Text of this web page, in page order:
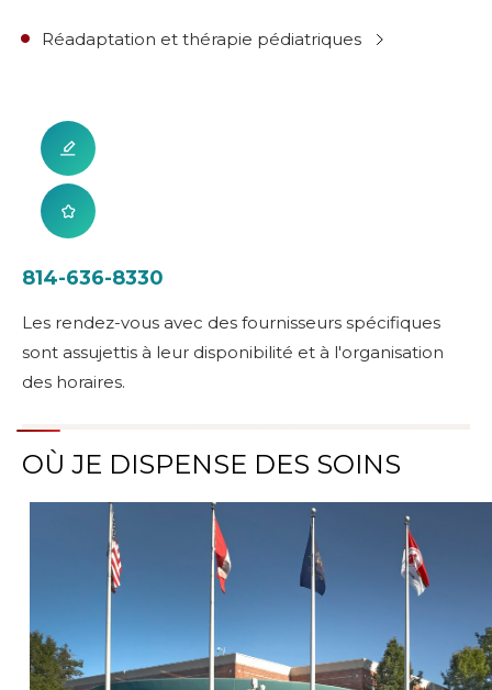
Réadaptation et thérapie pédiatriques
814-636-8330
Les rendez-vous avec des fournisseurs spécifiques
sont assujettis à leur disponibilité et à l'organisation
des horaires.
OÙ JE DISPENSE DES SOINS